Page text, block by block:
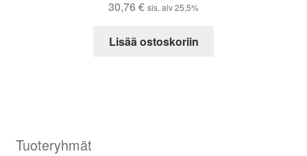
30,76 € sis. alv 25,5%
Lisää ostoskoriin
Tuoteryhmät